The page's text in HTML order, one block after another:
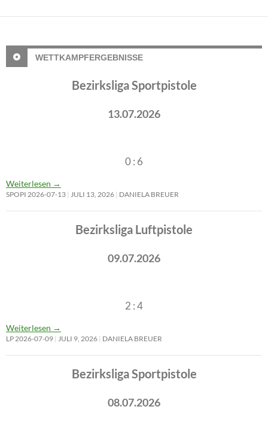
WETTKAMPFERGEBNISSE
Bezirksliga Sportpistole
13.07.2026
0 : 6
Weiterlesen →
SPOPI 2026-07-13 JULI 13, 2026 DANIELA BREUER
Bezirksliga Luftpistole
09.07.2026
2 : 4
Weiterlesen →
LP 2026-07-09 JULI 9, 2026 DANIELA BREUER
Bezirksliga Sportpistole
08.07.2026